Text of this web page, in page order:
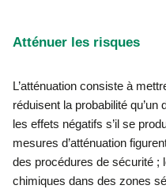
Atténuer les risques
L’atténuation consiste à
réduisent la probabilité
les effets négatifs s’il se
mesures d’atténuation
des procédures de sécurité ;
chimiques dans des zones